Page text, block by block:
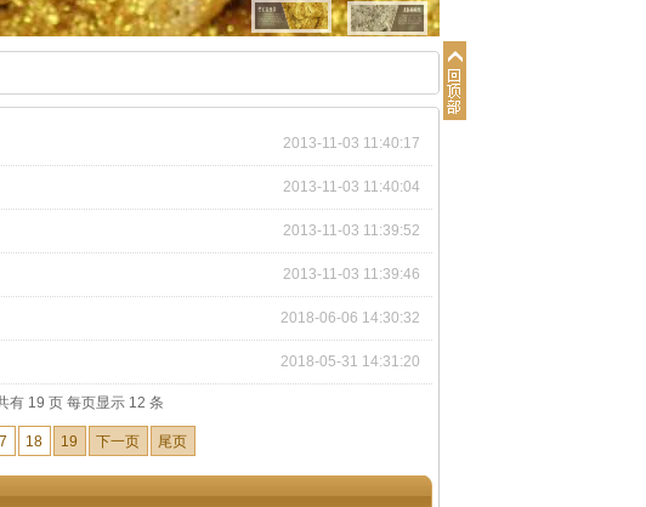
2013-11-03 11:40:17
2013-11-03 11:40:04
2013-11-03 11:39:52
2013-11-03 11:39:46
2018-06-06 14:30:32
2018-05-31 14:31:20
有 19 页 每页显示 12 条
18 19 下一页 尾页